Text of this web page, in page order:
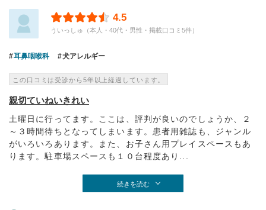
4.5
ういっしゅ（本人・40代・男性・掲載口コミ5件）
耳鼻咽喉科 犬アレルギー
この口コミは受診から5年以上経過しています。
親切ていねいきれい
土曜日に行ってます。ここは、評判が良いのでしょうか、２
～３時間待ちとなってしまいます。患者用雑誌も、ジャンル
がいろいろあります。また、お子さん用プレイスペースもあ
ります。駐車場スペースも１０台程度あり...
続きを読む